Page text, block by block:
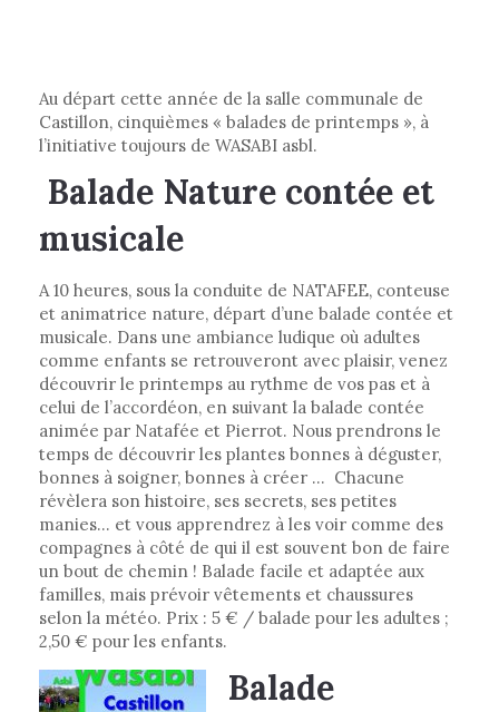
Au départ cette année de la salle communale de
Castillon, cinquièmes « balades de printemps », à
l’initiative toujours de WASABI asbl.
Balade Nature contée et
musicale
A 10 heures, sous la conduite de NATAFEE, conteuse
et animatrice nature, départ d’une balade contée et
musicale. Dans une ambiance ludique où adultes
comme enfants se retrouveront avec plaisir, venez
découvrir le printemps au rythme de vos pas et à
celui de l’accordéon, en suivant la balade contée
animée par Natafée et Pierrot. Nous prendrons le
temps de découvrir les plantes bonnes à déguster,
bonnes à soigner, bonnes à créer ... Chacune
révèlera son histoire, ses secrets, ses petites
manies... et vous apprendrez à les voir comme des
compagnes à côté de qui il est souvent bon de faire
un bout de chemin ! Balade facile et adaptée aux
familles, mais prévoir vêtements et chaussures
selon la météo. Prix : 5 € / balade pour les adultes ;
2,50 € pour les enfants.
Balade